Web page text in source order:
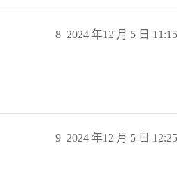
2024 年12 月 5 日 11:15
8
2024 年12 月 5 日 12:25
9